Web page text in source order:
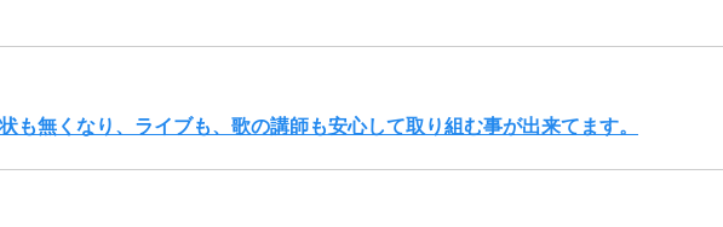
状も無くなり、ライブも、歌の講師も安心して取り組む事が出来てます。